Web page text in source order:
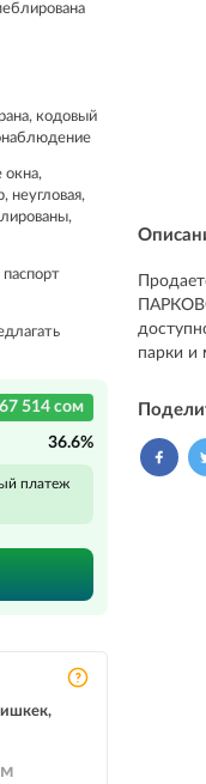
кодовый
окна,
неугловая,
514 сом
36.6%
платеж
парки и